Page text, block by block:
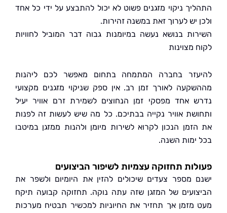
ניקוי מזגנים פשוט לא יכול להתבצע על ידי כל אחד
יש לערוך זאת במשנה זהירות.
בנושא נעשה במיומנות גבוה דבר המוביל לחוויות
מצוינות
בחברה המתמחה בתחום מאפשר לכם ליהנות
לאורך זמן רב. אין ספק שניקוי מזגנים מקצועי
אחד מפסקי זמן הנחוצים לשמירת זרם אוויר יעיל
אוויר נקייה בבתיכם. כל מה שיש לעשות זה לפנות
הנכון לקרוא לשירות מיומן ולהנות ממזגן במיטבו
השנה.
תחזוקה עצמיות לשיפור הביצועים
מספר צעדים שיכולים להזין את היומיום ולשפר את
של המזגן שזה עתה נוקה. תחזוקה קבועה תיקח
אך תחזיר את החיוניות למכשיר תבטיח מערכות